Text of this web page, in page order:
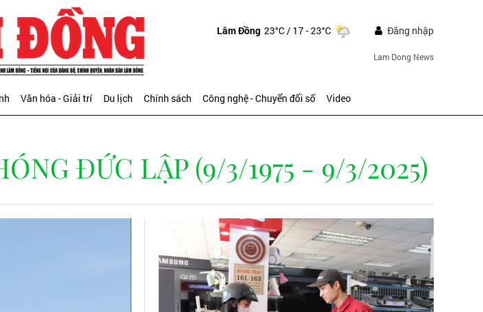
Lâm Đồng 23°C/ 17 - 23°C Đăng nhập
Lam Dong News
Văn hóa - Giải trí Du lịch Chính sách Công nghệ - Chuyển đổi số Video
ĐỨC LẬP (9/3/1975 - 9/3/2025)